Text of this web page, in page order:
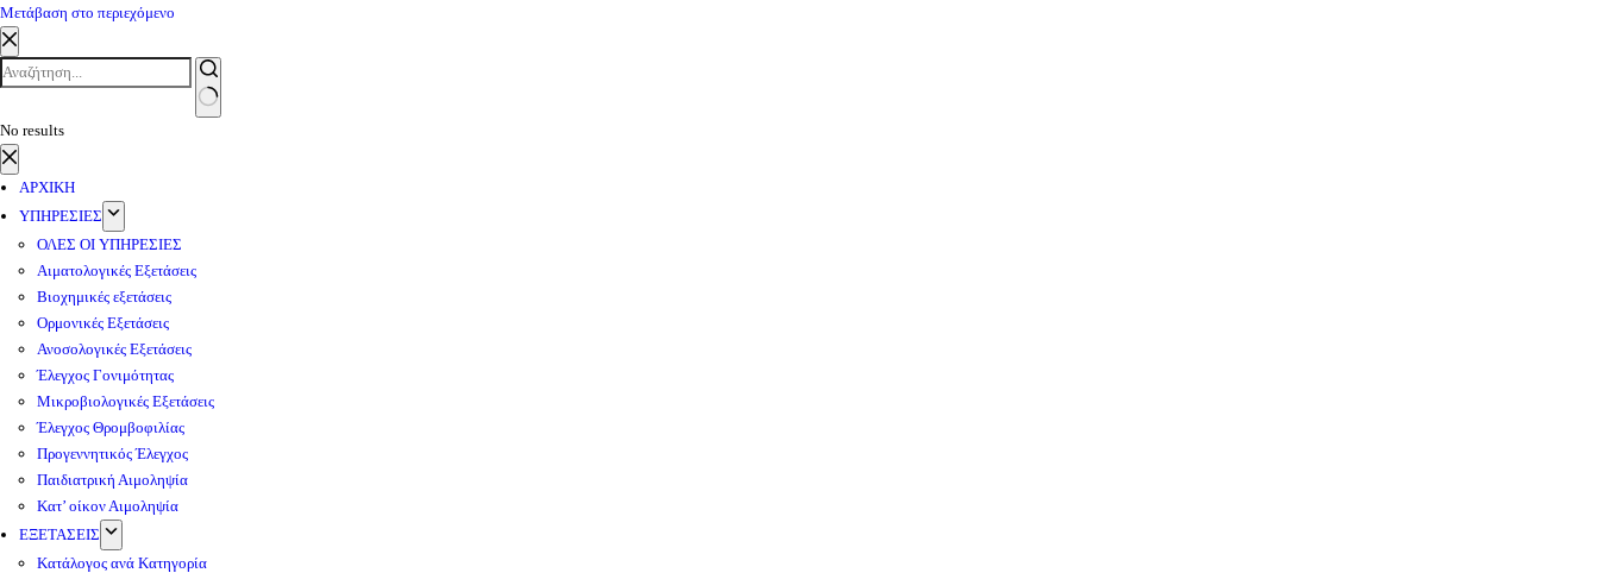
Μετάβαση στο περιεχόμενο
No results
ΑΡΧΙΚΗ
ΥΠΗΡΕΣΙΕΣ
ΟΛΕΣ ΟΙ ΥΠΗΡΕΣΙΕΣ
Αιματολογικές Εξετάσεις
Βιοχημικές εξετάσεις
Ορμονικές Εξετάσεις
Ανοσολογικές Εξετάσεις
Έλεγχος Γονιμότητας
Μικροβιολογικές Εξετάσεις
Έλεγχος Θρομβοφιλίας
Προγεννητικός Έλεγχος
Παιδιατρική Αιμοληψία
Κατ’ οίκον Αιμοληψία
ΕΞΕΤΑΣΕΙΣ
Κατάλογος ανά Κατηγορία